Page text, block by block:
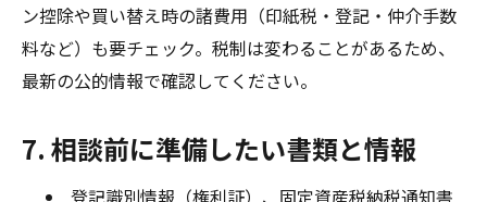
ン控除や買い替え時の諸費用（印紙税・登記・仲介手数
料など）も要チェック。税制は変わることがあるため、
最新の公的情報で確認してください。
7. 相談前に準備したい書類と情報
登記識別情報（権利証）、固定資産税納税通知書